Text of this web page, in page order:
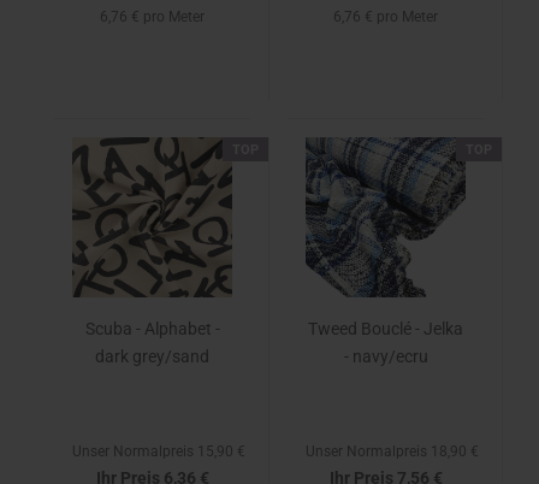
6,76 € pro Meter 6,76 € pro Meter
Scuba - Alphabet -
dark grey/sand
Unser Normalpreis 15,90 €
Ihr Preis 6,36 €
Tweed Bouclé - Jelka
- navy/ecru
Unser Normalpreis 18,90 €
Ihr Preis 7,56 €